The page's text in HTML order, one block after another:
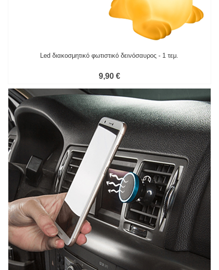
Led διακοσμητικό φωτιστικό δεινόσαυρος - 1 τεμ.
9,90 €